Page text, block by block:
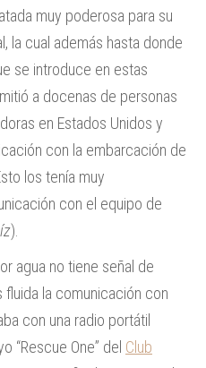
muy poderosa para su
la cual además hasta donde
se introduce en estas
a docenas de personas
en Estados Unidos y
con la embarcación de
los tenía muy
con el equipo de
).
agua no tiene señal de
la comunicación con
con una radio portátil
“Rescue One” del Club